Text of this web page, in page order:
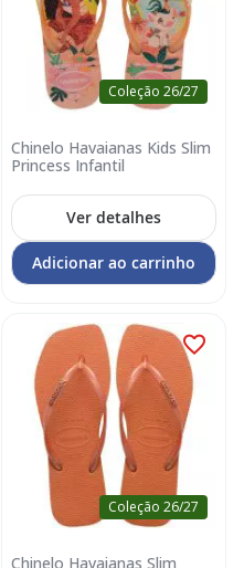
Coleção 26/27
Chinelo Havaianas Kids Slim
Princess Infantil
Ver detalhes
Adicionar ao carrinho
Coleção 26/27
Chinelo Havaianas Slim